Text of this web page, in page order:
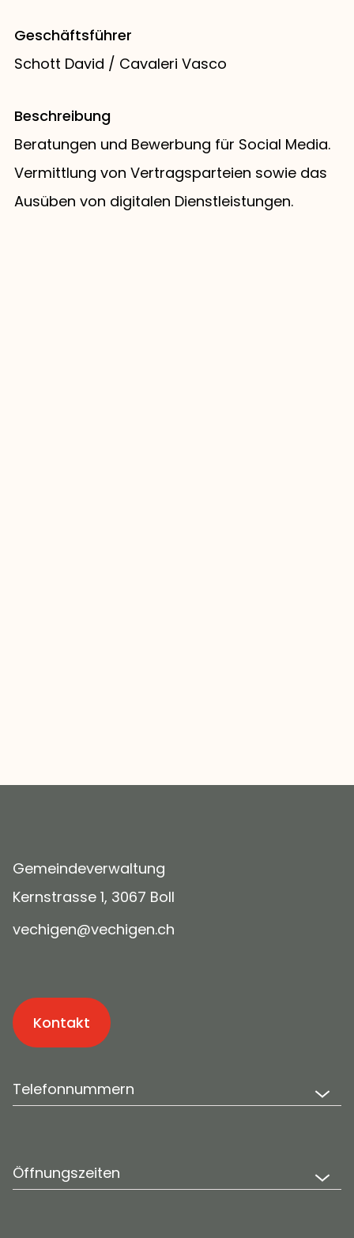
Geschäftsführer
Schott David / Cavaleri Vasco
Beschreibung
Beratungen und Bewerbung für Social Media.
Vermittlung von Vertragsparteien sowie das
Ausüben von digitalen Dienstleistungen.
Gemeindeverwaltung
Kernstrasse 1, 3067 Boll
v ch g n v ch g n ch
Kontakt
Telefonnummern
Öffnungszeiten